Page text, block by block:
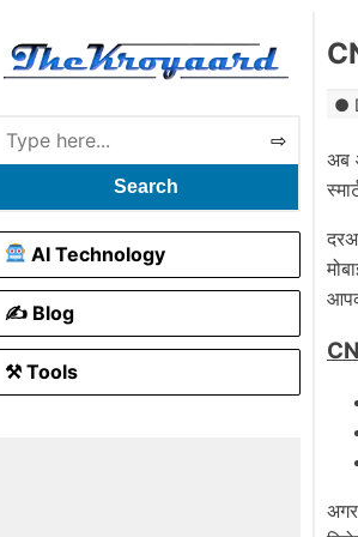
Search
AI Technology
✍️ Blog
⚒ Tools
अब